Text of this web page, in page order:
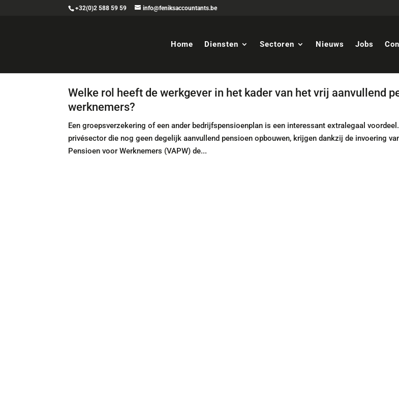
+32(0)2 588 59 59 info@feniksaccountants.be
Home Diensten Sectoren Nieuws Jobs
Welke rol heeft de werkgever in het kader van het vrij aanvullend
werknemers?
Een groepsverzekering of een ander bedrijfspensioenplan is een interessant extralegaal
privésector die nog geen degelijk aanvullend pensioen opbouwen, krijgen dankzij de invoering
Pensioen voor Werknemers (VAPW) de...